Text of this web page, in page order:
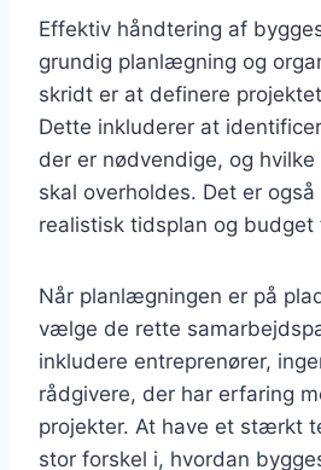
Effektiv håndtering af
grundig planlægning og
skridt er at definere
Dette inkluderer at
der er nødvendige, og
skal overholdes. Det er
realistisk tidsplan og budget
Når planlægningen er på
vælge de rette
inkludere entreprenører,
rådgivere, der har erfaring
projekter. At have et stærkt
stor forskel i, hvordan